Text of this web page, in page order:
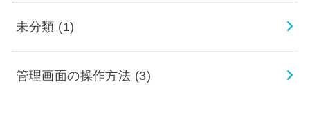
未分類 (1)
管理画面の操作方法 (3)